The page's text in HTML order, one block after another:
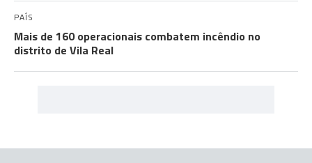
PAÍS
Mais de 160 operacionais combatem incêndio no
distrito de Vila Real